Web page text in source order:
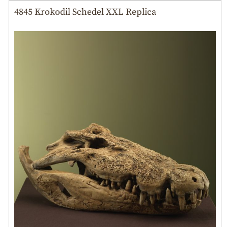
4845 Krokodil Schedel XXL Replica